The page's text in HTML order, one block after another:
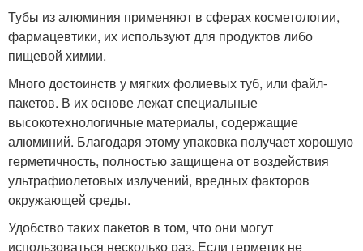
Тубы из алюминия применяют в сферах косметологии,
фармацевтики, их используют для продуктов либо
пищевой химии.
Много достоинств у мягких фолиевых туб, или файл-
пакетов. В их основе лежат специальные
высокотехнологичные материалы, содержащие
алюминий. Благодаря этому упаковка получает хорошую
герметичность, полностью защищена от воздействия
ультрафиолетовых излучений, вредных факторов
окружающей среды.
Удобство таких пакетов в том, что они могут
использоваться несколько раз. Если герметик не